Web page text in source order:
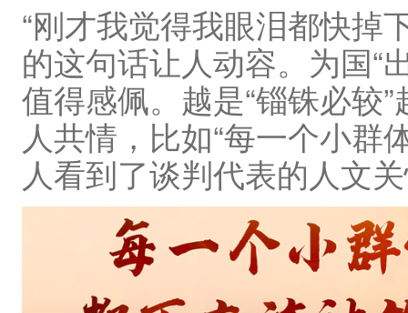
“刚才我觉得我眼泪都快掉
的这句话让人动容。为国“
值得感佩。越是“锱铢必较
人共情，比如“每一个小群
人看到了谈判代表的人文